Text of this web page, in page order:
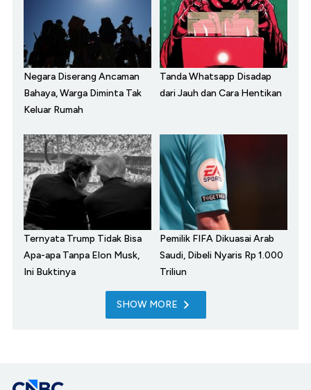
Negara Diserang Ancaman
Bahaya, Warga Diminta Tak
Keluar Rumah
Tanda Whatsapp Disadap
dari Jauh dan Cara Hentikan
Ternyata Trump Tidak Bisa
Apa-apa Tanpa Elon Musk,
Ini Buktinya
Pemilik FIFA Dikuasai Arab
Saudi, Dibeli Nyaris Rp 1.000
Triliun
SHOW MORE